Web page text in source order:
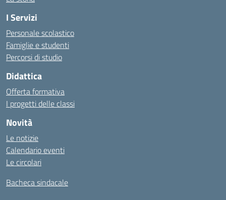
I Servizi
Personale scolastico
Famiglie e studenti
Percorsi di studio
Didattica
Offerta formativa
I progetti delle classi
Novità
Le notizie
Calendario eventi
Le circolari
Bacheca sindacale